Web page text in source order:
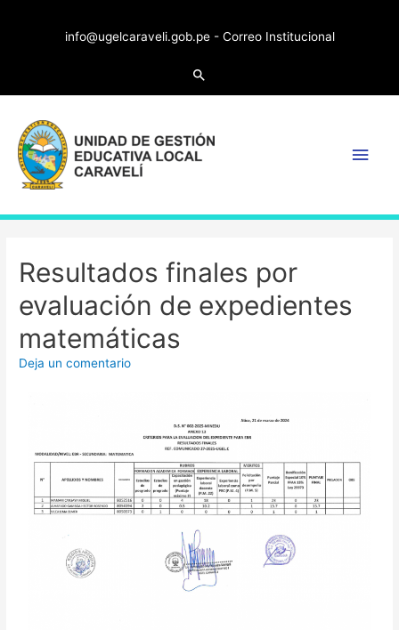
info@ugelcaraveli.gob.pe - Correo Institucional
Resultados finales por
evaluación de expedientes
matemáticas
Deja un comentario